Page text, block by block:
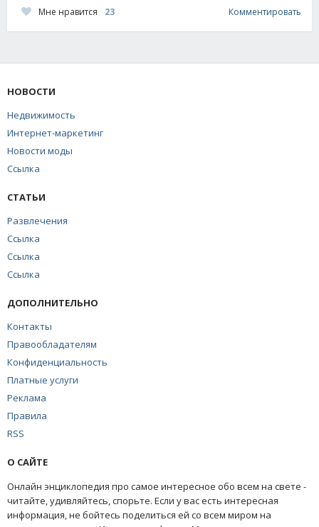
Мне нравится 23 Комментировать
НОВОСТИ
Недвижимость
Интернет-маркетинг
Новости моды
Ссылка
СТАТЬИ
Развлечения
Ссылка
Ссылка
Ссылка
ДОПОЛНИТЕЛЬНО
Контакты
Правообладателям
Конфиденциальность
Платные услуги
Реклама
Правила
RSS
О САЙТЕ
Онлайн энциклопедия про самое интересное обо всем на свете -
читайте, удивляйтесь, спорьте. Если у вас есть интересная
информация, не бойтесь поделиться ей со всем миром на